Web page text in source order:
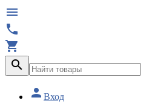




 Вход